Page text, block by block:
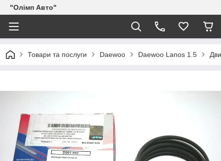
"Олімп Авто"
Товари та послуги Daewoo Daewoo Lanos 1.5